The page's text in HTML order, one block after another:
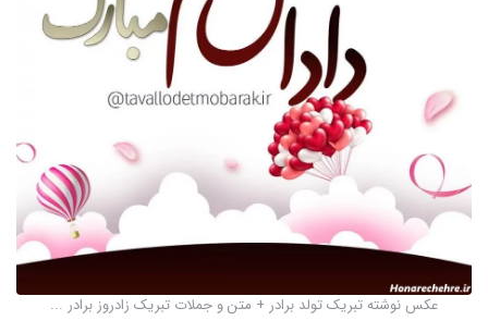
عکس نوشته تبریک تولد برادر + متن و جملات تبریک زادروز برادر ...